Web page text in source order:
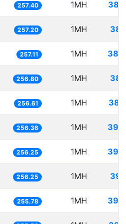
257.40 1MH
257.20 1MH
257.11 1MH
256.80 1MH
256.61 1MH
256.36 1MH
256.25 1MH
256.25 1MH
255.78 1MH